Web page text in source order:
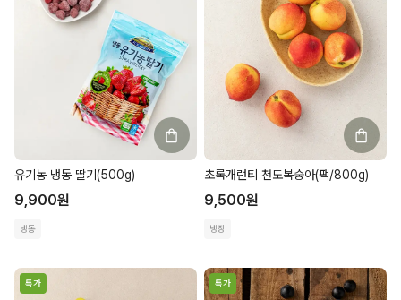
유기농 냉동 딸기(500g)
9,900원
냉동
초록개런티 천도복숭아(팩/800g)
9,500원
냉장
특가 특가